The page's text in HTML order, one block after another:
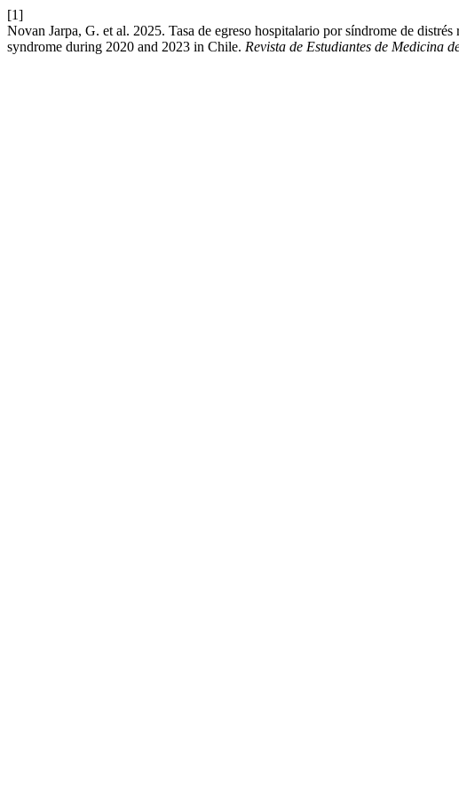
[1]
Novan Jarpa, G. et al. 2025. Tasa de egreso hospitalario por síndrome de
syndrome during 2020 and 2023 in Chile. Revista de Estudiantes de Medicina